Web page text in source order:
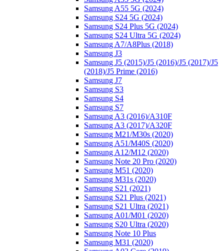
Samsung A55 5G (2024)
Samsung S24 5G (2024)
Samsung S24 Plus 5G (2024)
Samsung S24 Ultra 5G (2024)
Samsung A7/A8Plus (2018)
Samsung J3
Samsung J5 (2015)/J5 (2016)/J5 (2017)/J5
(2018)/J5 Prime (2016)
Samsung J7
Samsung S3
Samsung S4
Samsung S7
Samsung A3 (2016)/A310F
Samsung A3 (2017)/A320F
Samsung M21/M30s (2020)
Samsung A51/M40S (2020)
Samsung A12/M12 (2020)
Samsung Note 20 Pro (2020)
Samsung M51 (2020)
Samsung M31s (2020)
Samsung S21 (2021)
Samsung S21 Plus (2021)
Samsung S21 Ultra (2021)
Samsung A01/M01 (2020)
Samsung S20 Ultra (2020)
Samsung Note 10 Plus
Samsung M31 (2020)